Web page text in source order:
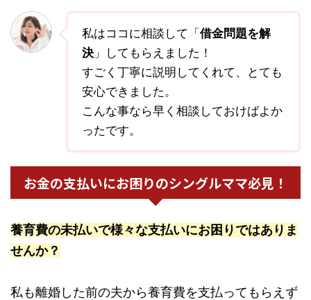
私はココに相談して「借金問題を解
決」してもらえました！
すごく丁寧に説明してくれて、とても
安心できました。
こんな事なら早く相談しておけばよか
ったです。
お金の支払いにお困りのシングルママ必見！
養育費の未払いで様々な支払いにお困りではありま
せんか？
私も離婚した前の夫から養育費を支払ってもらえず